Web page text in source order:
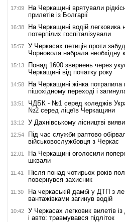
17:09
На Черкащині врятували
прилетів із Болгарії
16:38
На Черкащині водій легковика
потерпілих госпіталізували
15:57
У Черкасах петиція проти
Чорновола набрала необхідну
15:13
Понад 1600 звернень через
Черкащині від початку року
14:58
На Черкащині жінка потрапила
пішохідному переході і
13:51
ЧДБК - №1 серед коледжів
№2 серед ліцеїв Черкащини
13:12 У Дахнівському лісництві
12:54
Під час служби раптово
військовослужбовця з Черкас
12:01
На Черкащині оголосили
шквали
11:41
Після понад чотирьох років
повернувся захисник
11:30
На черкаській дамбі у ДТП з
вантажівками загинув водій
10:42
У Черкасах легковик вилетів
і авто: травмувався підліток